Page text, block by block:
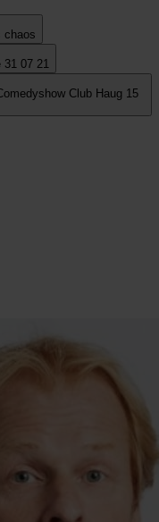
chaos
07 21
Club Haug 15